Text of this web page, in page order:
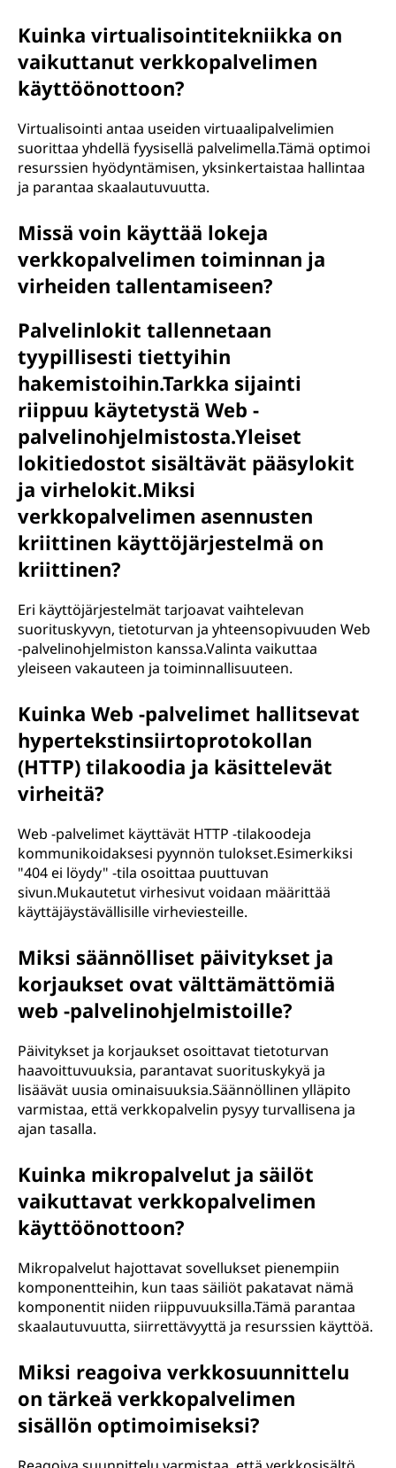
Kuinka virtualisointitekniikka on
vaikuttanut verkkopalvelimen
käyttöönottoon?
Virtualisointi antaa useiden virtuaalipalvelimien
suorittaa yhdellä fyysisellä palvelimella.Tämä optimoi
resurssien hyödyntämisen, yksinkertaistaa hallintaa
ja parantaa skaalautuvuutta.
Missä voin käyttää lokeja
verkkopalvelimen toiminnan ja
virheiden tallentamiseen?
Palvelinlokit tallennetaan
tyypillisesti tiettyihin
hakemistoihin.Tarkka sijainti
riippuu käytetystä Web -
palvelinohjelmistosta.Yleiset
lokitiedostot sisältävät pääsylokit
ja virhelokit.Miksi
verkkopalvelimen asennusten
kriittinen käyttöjärjestelmä on
kriittinen?
Eri käyttöjärjestelmät tarjoavat vaihtelevan
suorituskyvyn, tietoturvan ja yhteensopivuuden Web
-palvelinohjelmiston kanssa.Valinta vaikuttaa
yleiseen vakauteen ja toiminnallisuuteen.
Kuinka Web -palvelimet hallitsevat
hypertekstinsiirtoprotokollan
(HTTP) tilakoodia ja käsittelevät
virheitä?
Web -palvelimet käyttävät HTTP -tilakoodeja
kommunikoidaksesi pyynnön tulokset.Esimerkiksi
"404 ei löydy" -tila osoittaa puuttuvan
sivun.Mukautetut virhesivut voidaan määrittää
käyttäjäystävällisille virheviesteille.
Miksi säännölliset päivitykset ja
korjaukset ovat välttämättömiä
web -palvelinohjelmistoille?
Päivitykset ja korjaukset osoittavat tietoturvan
haavoittuvuuksia, parantavat suorituskykyä ja
lisäävät uusia ominaisuuksia.Säännöllinen ylläpito
varmistaa, että verkkopalvelin pysyy turvallisena ja
ajan tasalla.
Kuinka mikropalvelut ja säilöt
vaikuttavat verkkopalvelimen
käyttöönottoon?
Mikropalvelut hajottavat sovellukset pienempiin
komponentteihin, kun taas säiliöt pakatavat nämä
komponentit niiden riippuvuuksilla.Tämä parantaa
skaalautuvuutta, siirrettävyyttä ja resurssien käyttöä.
Miksi reagoiva verkkosuunnittelu
on tärkeä verkkopalvelimen
sisällön optimoimiseksi?